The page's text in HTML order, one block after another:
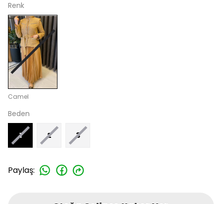
Renk
Camel
Beden
1 2 3
Paylaş: